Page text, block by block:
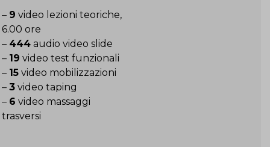
– 9 video lezioni teoriche,
6.00 ore
– 444audio video slide
– 19 video test funzionali
– 15video mobilizzazioni
– 3video taping
– 6 video massaggi
trasversi